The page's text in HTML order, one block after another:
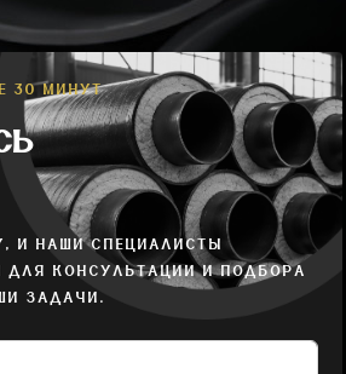
30 МИНУТ
И НАШИ СПЕЦИАЛИСТЫ
ДЛЯ КОНСУЛЬТАЦИИ И ПОДБОРА
ЗАДАЧИ.